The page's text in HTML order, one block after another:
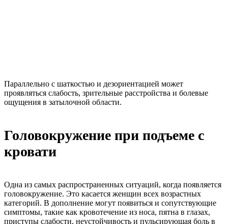
Параллельно с шаткостью и дезориентацией может
проявляться слабость, зрительные расстройства и болевые
ощущения в затылочной области.
Головокружение при подъеме с
кровати
Одна из самых распространенных ситуаций, когда появляется
головокружение. Это касается женщин всех возрастных
категорий. В дополнение могут появиться и сопутствующие
симптомы, такие как кровотечение из носа, пятна в глазах,
приступы слабости, неустойчивость и пульсирующая боль в